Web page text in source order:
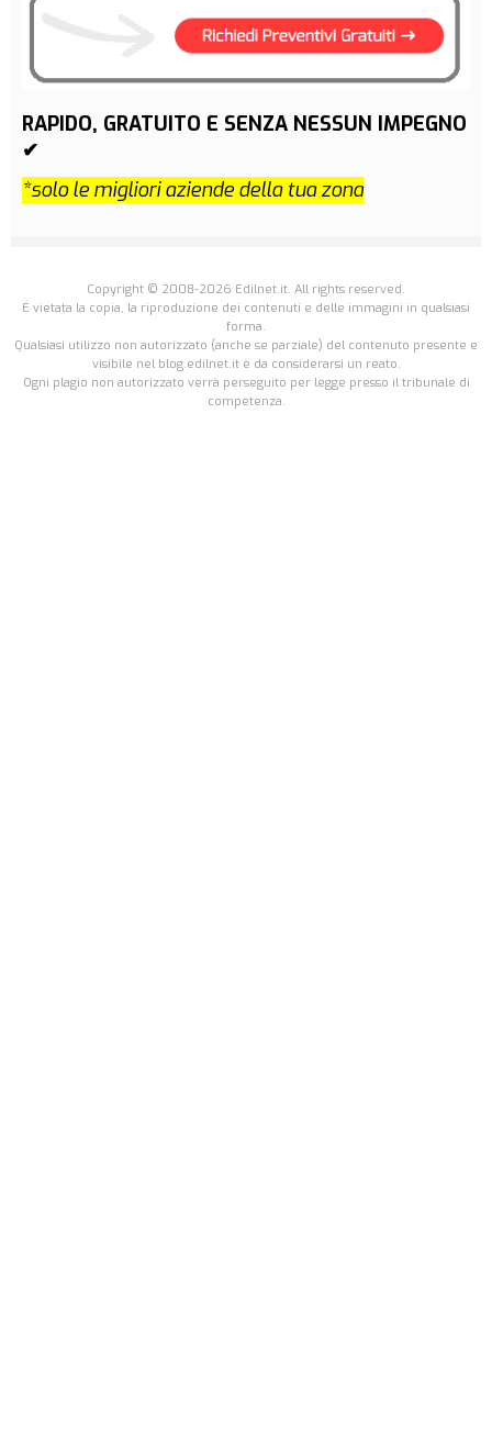
RAPIDO, GRATUITO E SENZA NESSUN IMPEGNO
✔
*solo le migliori aziende della tua zona
Copyright © 2008-2026 Edilnet.it. All rights reserved.
É vietata la copia, la riproduzione dei contenuti e delle immagini in qualsiasi
forma.
Qualsiasi utilizzo non autorizzato (anche se parziale) del contenuto presente e
visibile nel blog.edilnet.it è da considerarsi un reato.
Ogni plagio non autorizzato verrà perseguito per legge presso il tribunale di
competenza.